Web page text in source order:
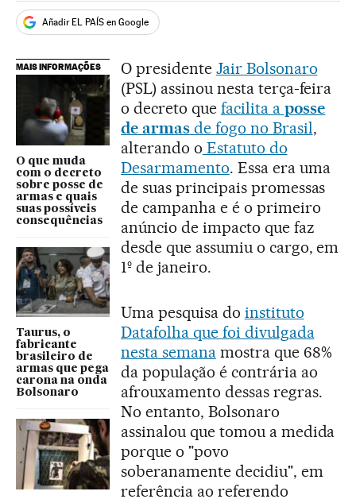
Añadir EL PAÍS en Google
MAIS INFORMAÇÕES
O que muda
com o decreto
sobre posse de
armas e quais
suas possíveis
consequências
Taurus, o
fabricante
brasileiro de
armas que pega
carona na onda
Bolsonaro
O presidente Jair Bolsonaro
(PSL) assinou nesta terça-feira
o decreto que facilita a posse
de armasde fogo no Brasil,
alterando o Estatuto do
Desarmamento. Essa era uma
de suas principais promessas
de campanha e é o primeiro
anúncio de impacto que faz
desde que assumiu o cargo, em
1º de janeiro.
Uma pesquisa do instituto
Datafolha que foi divulgada
nesta semanamostra que 68%
da população é contrária ao
afrouxamento dessas regras.
No entanto, Bolsonaro
assinalou que tomou a medida
porque o "povo
soberanamente decidiu", em
referência ao referendo